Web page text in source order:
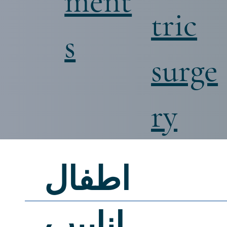
tric
surge
ry
s
اطفال